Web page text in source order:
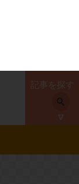
記事を探す